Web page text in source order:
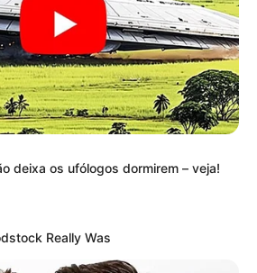
it Tweet
it
demitiu agentes Comunitários
participantes do Mais Saúde
deixa os ufólogos dormirem – veja!
Really Was